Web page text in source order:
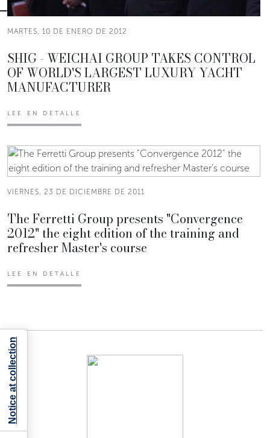
MARTES, 10 DE ENERO DE 2012
SHIG - WEICHAI GROUP TAKES CONTROL
OF WORLD'S LARGEST LUXURY YACHT
MANUFACTURER
LEE EN DETALLE
VIERNES, 23 DE DICIEMBRE DE 2011
The Ferretti Group presents "Convergence
2012" the eight edition of the training and
refresher Master's course
LEE EN DETALLE
Notice at collection